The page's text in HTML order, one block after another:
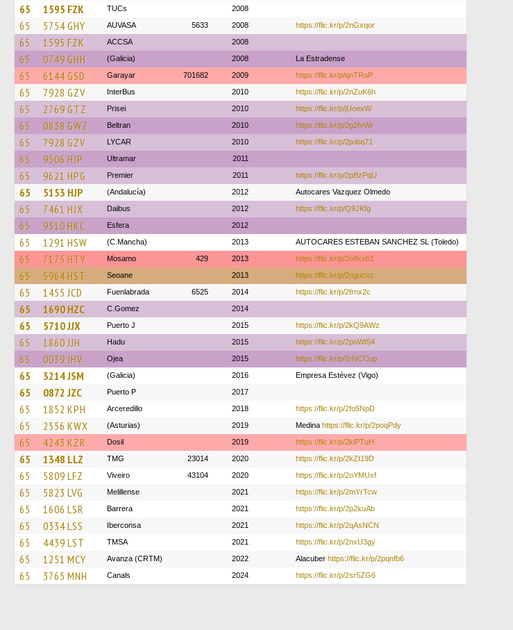
65 1595 FZK TUCs 2008
65 5754 GHY AUVASA 5633 2008 https://flic.kr/p/2nGxqor
65 1595 FZK ACCSA 2008
65 0749 GHH (Galicia) 2008 La Estradense
65 6144 GSD Garayar 701682 2009 https://flic.kr/p/qnTRaP
65 7928 GZV InterBus 2010 https://flic.kr/p/2nZuK6h
65 2769 GTZ Prisei 2010 https://flic.kr/p/jUoexW
65 0838 GWZ Beltran 2010 https://flic.kr/p/2g2fvWr
65 7928 GZV LYCAR 2010 https://flic.kr/p/2jxibq71
65 9506 HJP Ultramar 2011
65 9621 HPG Premier 2011 https://flic.kr/p/2pBzPqU
65 5153 HJP (Andalucía) 2012 Autocares Vazquez Olmedo
65 7461 HJX Daibus 2012 https://flic.kr/p/Q9JKfg
65 9310 HKC Esfera 2012
65 1291 HSW (C.Mancha) 2013 AUTOCARES ESTEBAN SANCHEZ SL (Toledo)
65 7175 HTY Mosamo 429 2013 https://flic.kr/p/2o8xxb1
65 5964 HST Seoane 2013 https://flic.kr/p/2ngucxc
65 1455 JCD Fuenlabrada 6525 2014 https://flic.kr/p/2frnx2c
65 1690 HZC C.Gomez 2014
65 5710 JJX Puerto J 2015 https://flic.kr/p/2kQ9AWz
65 1860 JJH Hadu 2015 https://flic.kr/p/2poWt54
65 0039 JHV Ojea 2015 https://flic.kr/p/2rNCCup
65 3214 JSM (Galicia) 2016 Empresa Estévez (Vigo)
65 0872 JZC Puerto P 2017
65 1852 KPH Arceredillo 2018 https://flic.kr/p/2fo5NpD
65 2556 KWX (Asturias) 2019 Medina https://flic.kr/p/2poqPdy
65 4243 KZR Dosil 2019 https://flic.kr/p/2kiPTuH
65 1348 LLZ TMG 23014 2020 https://flic.kr/p/2kZt19D
65 5809 LFZ Viveiro 43104 2020 https://flic.kr/p/2oYMUxf
65 5823 LVG Melillense 2021 https://flic.kr/p/2mYrTcw
65 1606 LSR Barrera 2021 https://flic.kr/p/2p2kuAb
65 0334 LSS Iberconsa 2021 https://flic.kr/p/2qAsNCN
65 4439 LST TMSA 2021 https://flic.kr/p/2nxU3gy
65 1251 MCY Avanza (CRTM) 2022 Alacuber https://flic.kr/p/2pqnfb6
65 3765 MNH Canals 2024 https://flic.kr/p/2sr5ZG6